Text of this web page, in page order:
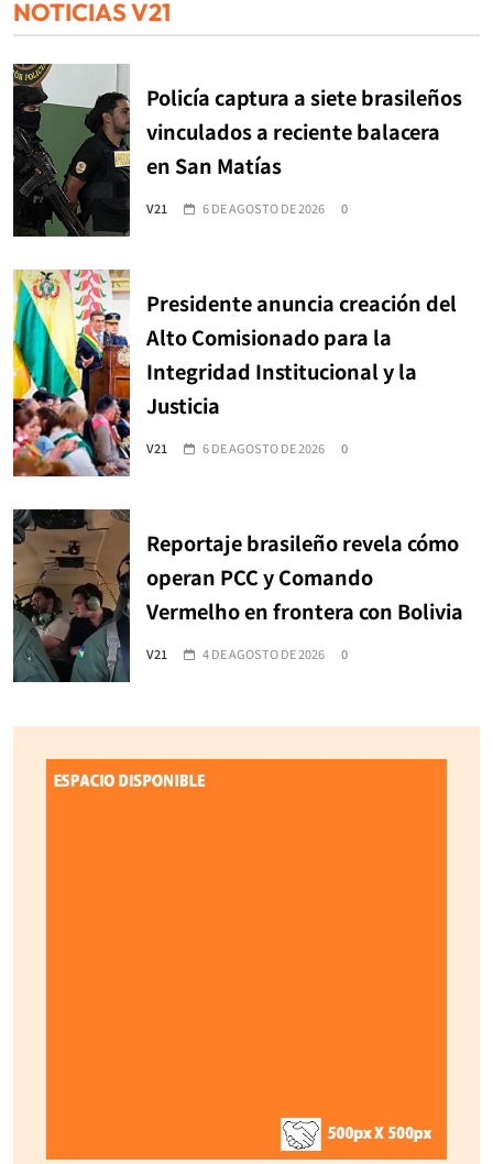
NOTICIAS V21
Policía captura a siete brasileños
vinculados a reciente balacera
en San Matías
V21 6 DE AGOSTO DE 2026 0
Presidente anuncia creación del
Alto Comisionado para la
Integridad Institucional y la
Justicia
V21 6 DE AGOSTO DE 2026 0
Reportaje brasileño revela cómo
operan PCC y Comando
Vermelho en frontera con Bolivia
V21 4 DE AGOSTO DE 2026 0